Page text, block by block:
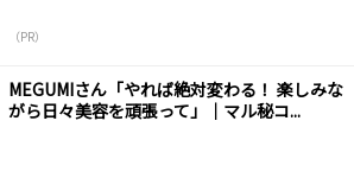
（PR）
MEGUMIさん「やれば絶対変わる！ 楽しみな
がら日々美容を頑張って」｜マル秘コ...